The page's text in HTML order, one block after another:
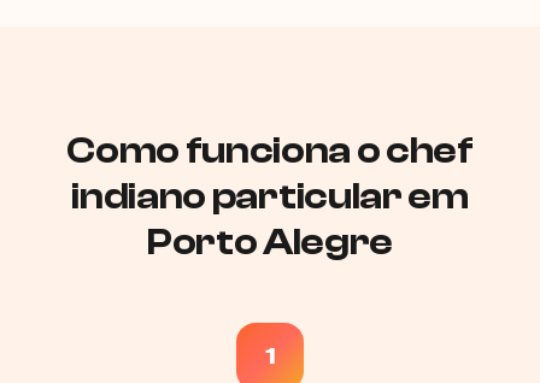
Como funciona o chef
indiano particular em
Porto Alegre
1